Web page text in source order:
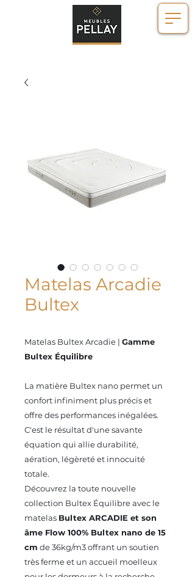
Matelas Arcadie
Bultex
Matelas Bultex Arcadie | Gamme
Bultex Équilibre
La matière Bultex nano permet un
confort infiniment plus précis et
offre des performances inégalées.
C'est le résultat d'une savante
équation qui allie durabilité,
aération, légèreté et innocuité
totale.
Découvrez la toute nouvelle
collection Bultex Équilibreavec le
matelas Bultex ARCADIE et son
âme Flow 100% Bultex nano de 15
cm de 36kg/m3 offrant un soutien
très ferme et un accueil moelleux